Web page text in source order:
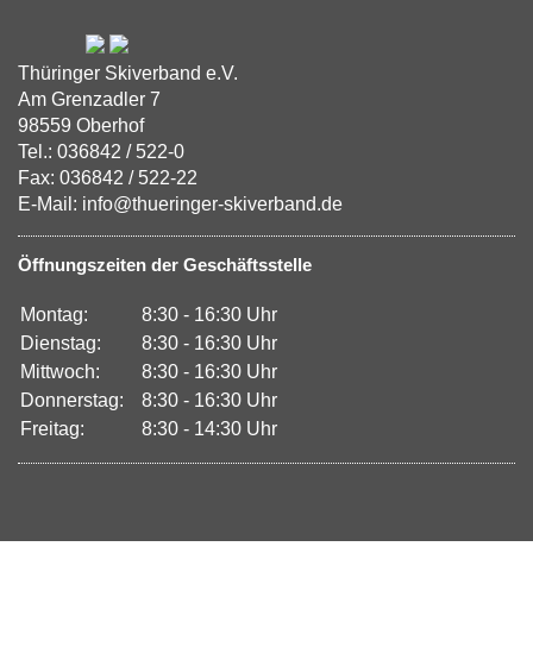
Thüringer Skiverband e.V.
Am Grenzadler 7
98559 Oberhof
Tel.: 036842 / 522-0
Fax: 036842 / 522-22
E-Mail: info@thueringer-skiverband.de
Öffnungszeiten der Geschäftsstelle
Montag:
8:30 - 16:30 Uhr
Dienstag:
8:30 - 16:30 Uhr
Mittwoch:
8:30 - 16:30 Uhr
Donnerstag:
8:30 - 16:30 Uhr
Freitag:
8:30 - 14:30 Uhr